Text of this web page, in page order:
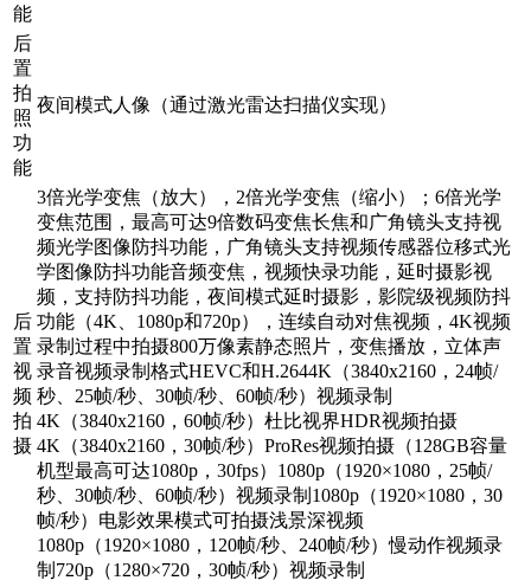
能
后
置
拍
照
功
能
夜间模式人像（通过激光雷达扫描仪实现）
后
置
视
频
拍
摄
3倍光学变焦（放大），2倍光学变焦（缩小）；6倍光学
变焦范围，最高可达9倍数码变焦长焦和广角镜头支持视
频光学图像防抖功能，广角镜头支持视频传感器位移式光
学图像防抖功能音频变焦，视频快录功能，延时摄影视
频，支持防抖功能，夜间模式延时摄影，影院级视频防抖
功能（4K、1080p和720p），连续自动对焦视频，4K视频
录制过程中拍摄800万像素静态照片，变焦播放，立体声
录音视频录制格式HEVC和H.2644K（3840x2160，24帧/
秒、25帧/秒、30帧/秒、60帧/秒）视频录制
4K（3840x2160，60帧/秒）杜比视界HDR视频拍摄
4K（3840x2160，30帧/秒）ProRes视频拍摄（128GB容量
机型最高可达1080p，30fps）1080p（1920×1080，25帧/
秒、30帧/秒、60帧/秒）视频录制1080p（1920×1080，30
帧/秒）电影效果模式可拍摄浅景深视频
1080p（1920×1080，120帧/秒、240帧/秒）慢动作视频录
制720p（1280×720，30帧/秒）视频录制